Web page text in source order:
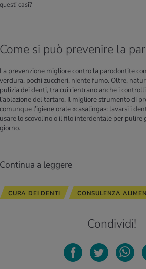
questi casi?
Come si può prevenire la
La prevenzione migliore contro la parodontite
verdura, pochi zuccheri, niente fumo. Oltre,
pulizia dei denti, tra cui rientrano anche i
l’ablazione del tartaro. Il migliore strumento di
comunque l’igiene orale «casalinga»: lavarsi i
usare lo scovolino o il filo interdentale per
giorno.
Continua a leggere
CURA DEI DENTI CONSULENZA
Condividi!